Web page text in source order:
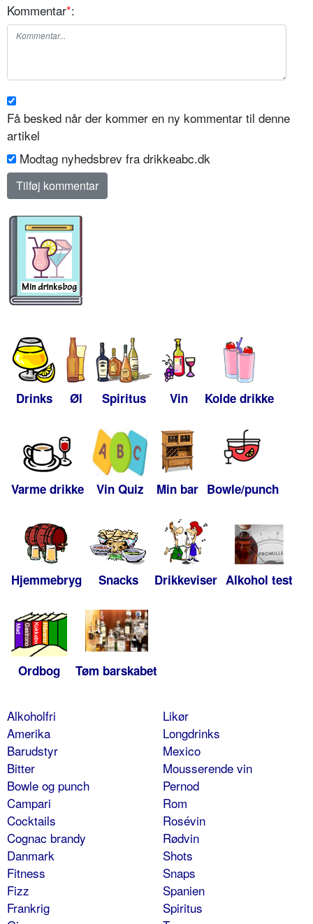
Kommentar*:
Få besked når der kommer en ny kommentar til denne
artikel
Modtag nyhedsbrev fra drikkeabc.dk
Drinks Øl Spiritus Vin Kolde drikke
Varme drikke Vin Quiz Min bar Bowle/punch
Hjemmebryg Snacks Drikkeviser Alkohol test
Ordbog Tøm barskabet
Alkoholfri
Amerika
Barudstyr
Bitter
Bowle og punch
Campari
Cocktails
Cognac brandy
Danmark
Fitness
Fizz
Frankrig
Likør
Longdrinks
Mexico
Mousserende vin
Pernod
Rom
Rosévin
Rødvin
Shots
Snaps
Spanien
Spiritus